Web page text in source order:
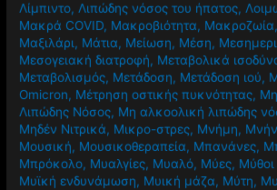
Λίμπιντο,Λιπώδης νόσος του ήπατος,
Μακρά COVID, Μακροβιότητα, Μακροζωία,
Μαξιλάρι, Μάτια, Μείωση, Μέση,
Μεσογειακή διατροφή, Μεταβολικά
Μεταβολισμός, Μετάδοση, Μετάδοση ιού,
Omicron, Μέτρηση οστικής πυκνότητας,
Λιπώδης Νόσος, Μη αλκοολική λιπώδης
Μηδέν Νιτρικά, Μικρο-στρες, Μνήμη,
Μουσική, Μουσικοθεραπεία, Μπανάνες,
Μπρόκολο, Μυαλγίες, Μυαλό, Μύες, Μύθοι
Μυϊκή ενδυνάμωση, Μυική μάζα, Μύτη,